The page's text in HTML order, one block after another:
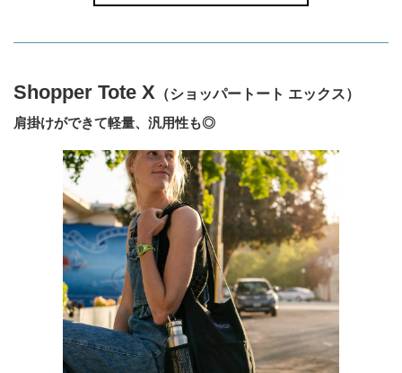
Shopper Tote X （ショッパートート エックス）
肩掛けができて軽量、汎用性も◎